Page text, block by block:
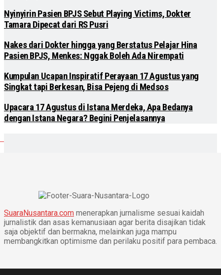
Nyinyirin Pasien BPJS Sebut Playing Victims, Dokter
Tamara Dipecat dari RS Pusri
Nakes dari Dokter hingga yang Berstatus Pelajar Hina
Pasien BPJS, Menkes: Nggak Boleh Ada Nirempati
Kumpulan Ucapan Inspiratif Perayaan 17 Agustus yang
Singkat tapi Berkesan, Bisa Pejeng di Medsos
Upacara 17 Agustus di Istana Merdeka, Apa Bedanya
dengan Istana Negara? Begini Penjelasannya
SuaraNusantara.com menerapkan jurnalisme sesuai kaidah
jurnalistik dan asas kemanusiaan agar berita disajikan tidak
saja objektif dan bermakna, melainkan juga mampu
membangkitkan optimisme dan perilaku positif para pembaca.